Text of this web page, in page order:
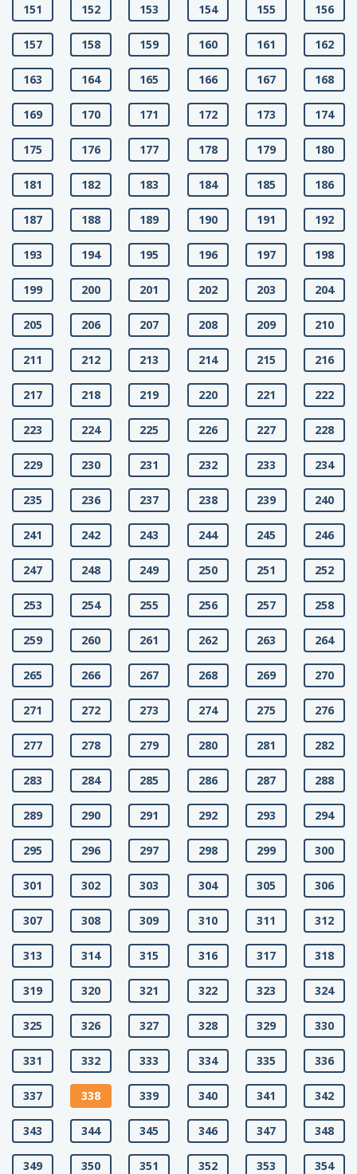
151 152 153 154 155 156
157 158 159 160 161 162
163 164 165 166 167 168
169 170 171 172 173 174
175 176 177 178 179 180
181 182 183 184 185 186
187 188 189 190 191 192
193 194 195 196 197 198
199 200 201 202 203 204
205 206 207 208 209 210
211 212 213 214 215 216
217 218 219 220 221 222
223 224 225 226 227 228
229 230 231 232 233 234
235 236 237 238 239 240
241 242 243 244 245 246
247 248 249 250 251 252
253 254 255 256 257 258
259 260 261 262 263 264
265 266 267 268 269 270
271 272 273 274 275 276
277 278 279 280 281 282
283 284 285 286 287 288
289 290 291 292 293 294
295 296 297 298 299 300
301 302 303 304 305 306
307 308 309 310 311 312
313 314 315 316 317 318
319 320 321 322 323 324
325 326 327 328 329 330
331 332 333 334 335 336
337 338 339 340 341 342
343 344 345 346 347 348
349 350 351 352 353 354